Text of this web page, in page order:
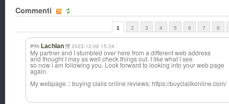
Commenti
1 2 3 4 5 6 7 8
#96 Lachlan 2023-12-06 15:34
My partner and I stumbled over here from a different web address
and thought I may as well check things out. I like what I see
so now i am following you. Look forward to looking into your web page
again.
My webpage :: buying cialis online reviews: https://buycialikonline.com/